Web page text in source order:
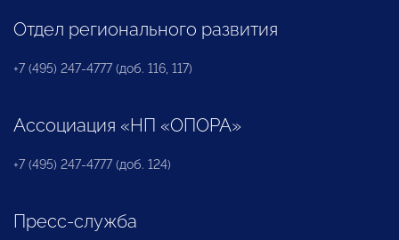
Отдел регионального развития
+7 (495) 247-4777 (доб. 116, 117)
Ассоциация «НП «ОПОРА»
+7 (495) 247-4777 (доб. 124)
Пресс-служба